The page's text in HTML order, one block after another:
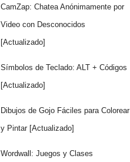
CamZap: Chatea Anónimamente por
Video con Desconocidos
[Actualizado]
Símbolos de Teclado: ALT + Códigos
[Actualizado]
Dibujos de Gojo Fáciles para Colorear
y Pintar [Actualizado]
Wordwall: Juegos y Clases